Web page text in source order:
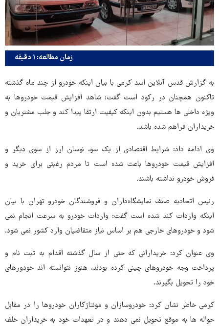
زمان مطالعه: ۱ دقیقه
به گزارش قدس آنلاین اسد کرمی با بیان اینکه خودرو از چند ماه گذشته
تاکنون همچنان در رکود است گفت: شاهد افزایش قیمت خودروها به
ویژه داخلی ها هستیم بدون اینکه کیفیت ارتقا پیدا کند و جلب مشتریان و
خریداران فراهم شده باشد.
وی ادامه داد: شرایط اقتصادی از یک سو، نوسان ارز از سوی دیگر و
افزایش قیمت خودروها باعث شده است تا مردم رغبتی برای خرید و
فروش خودرو نداشته باشند.
رئیس اتحادیه صنف نمایشگاه‌داران و فروشندگان خودرو تهران با بیان
اینکه واردات کند شده است گفت: واردات خودرو به سرعت انجام نمی
شود و خودروهای خارجی هم بر اساس نیاز متقاضیان وارد کشور نمی شود.
وی عنوان کرد: خریدارانی که حتی از سال گذشته اقدام به ثبت نام و
پرداخت وجه خودروهای چینی کرده بودند، هنوز نتوانسته اند خودورهای
خود را تحویل بگیرند.
کرمی خاطر نشان کرد: خودروسازان و مونتاژکاران خودروها را در مقابل
حواله ها به موقع تحویل نمی دهند و در تعهدات خود به خریداران خلف